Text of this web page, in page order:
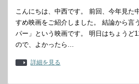
こんにちは、中西です。 前回、今年見た
すめ映画をご紹介しました。 結論から言
パー」という映画です。 明日はちょうど
ので、よかったら…
詳細を見る